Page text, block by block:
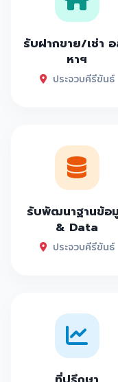
รับฝากขาย/เช่า
หาฯ
ประจวบคีรีขันธ์
รับพัฒนาฐานข้อ
& Data
ประจวบคีรีขันธ์